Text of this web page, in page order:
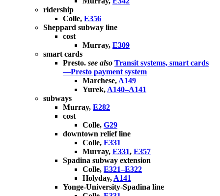
ridership
Colle, E356
Sheppard subway line
cost
Murray, E309
smart cards
Presto. see also Transit systems, smart cards
—Presto payment system
Marchese, A149
Yurek, A140–A141
subways
Murray, E282
cost
Colle, G29
downtown relief line
Colle, E331
Murray, E331, E357
Spadina subway extension
Colle, E321–E322
Holyday, A141
Yonge-University-Spadina line